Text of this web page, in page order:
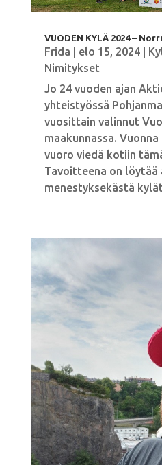
VUODEN KYLÄ 2024 –
Frida elo 15, 2024|
Nimitykset
Jo 24 vuoden ajan
yhteistyössä
vuosittain valinnut
maakunnassa.
vuoro viedä kotiin
Tavoitteena on löytää
menestyksekästä